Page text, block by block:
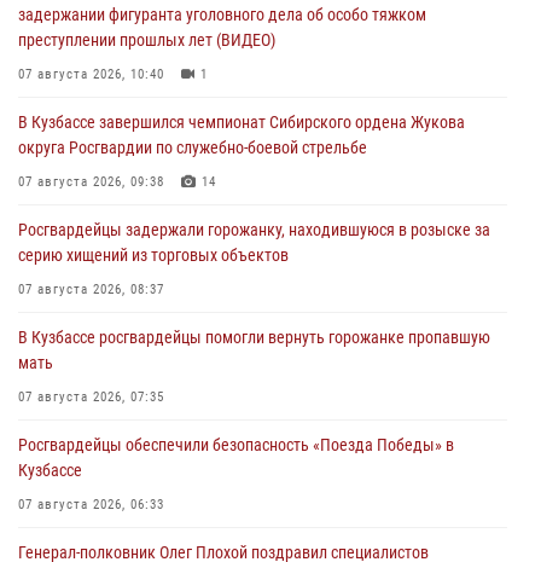
задержании фигуранта уголовного дела об особо тяжком
преступлении прошлых лет (ВИДЕО)
07 августа 2026, 10:40 1
В Кузбассе завершился чемпионат Сибирского ордена Жукова
округа Росгвардии по служебно-боевой стрельбе
07 августа 2026, 09:38 14
Росгвардейцы задержали горожанку, находившуюся в розыске за
серию хищений из торговых объектов
07 августа 2026, 08:37
В Кузбассе росгвардейцы помогли вернуть горожанке пропавшую
мать
07 августа 2026, 07:35
Росгвардейцы обеспечили безопасность «Поезда Победы» в
Кузбассе
07 августа 2026, 06:33
Генерал-полковник Олег Плохой поздравил специалистов